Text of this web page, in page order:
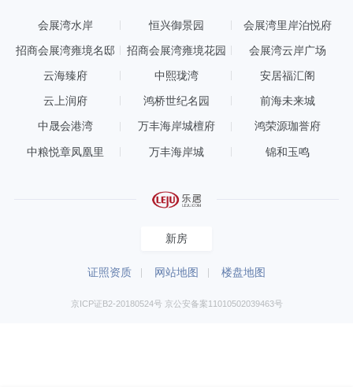
会展湾水岸 恒兴御景园 会展湾里岸泊悦府
招商会展湾雍境名邸 招商会展湾雍境花园 会展湾云岸广场
云海臻府 中熙珑湾 安居福汇阁
云上润府 鸿桥世纪名园 前海未来城
中晟会港湾 万丰海岸城檀府 鸿荣源珈誉府
中粮悦章凤凰里 万丰海岸城 锦和玉鸣
新房
证照资质 网站地图 楼盘地图
京ICP证B2-20180524号 京公安备案11010502039463号